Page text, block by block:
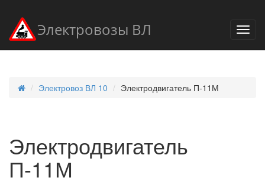
Электровозы ВЛ
Электровоз ВЛ 10 Электродвигатель П-11М
Электродвигатель
П-11М